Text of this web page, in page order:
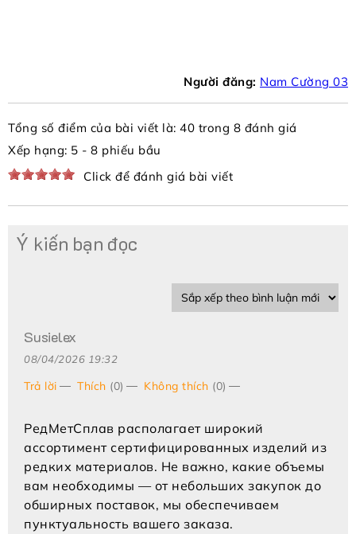
Người đăng: Nam Cường 03
Tổng số điểm của bài viết là: 40 trong 8 đánh giá
Xếp hạng: 5 - 8 phiếu bầu
Click để đánh giá bài viết
Ý kiến bạn đọc
Susielex
08/04/2026 19:32
Trả lời Thích (0) Không thích (0)
РедМетСплав располагает широкий
ассортимент сертифицированных изделий из
редких материалов. Не важно, какие объемы
вам необходимы — от небольших закупок до
обширных поставок, мы обеспечиваем
пунктуальность вашего заказа.